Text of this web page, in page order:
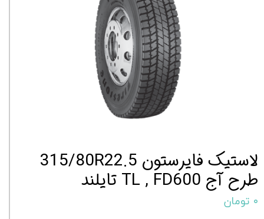
لاستیک فایرستون 315/80R22.5
طرح آج TL , FD600 تایلند
۰ تومان